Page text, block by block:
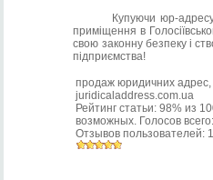
Купуючи юр-адресу
приміщення в
свою законну безпеку і
підприємства!
продаж юридичних адрес
juridicaladdress.com.ua
Рейтинг статьи:98% из
возможных. Голосов
Отзывов пользователей: